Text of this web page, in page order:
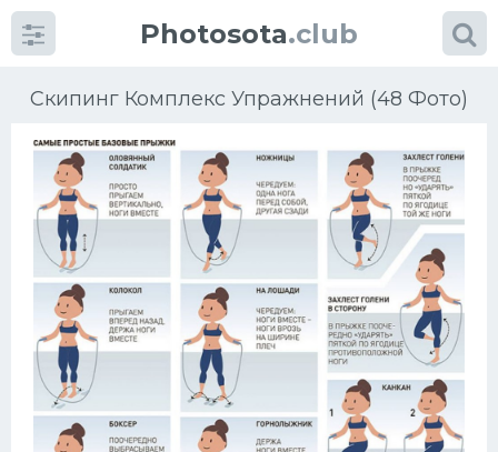
Photosota.club
Скипинг Комплекс Упражнений (48 Фото)
КатегорииФото
Еще картинки...
Футбол
Баскетбол